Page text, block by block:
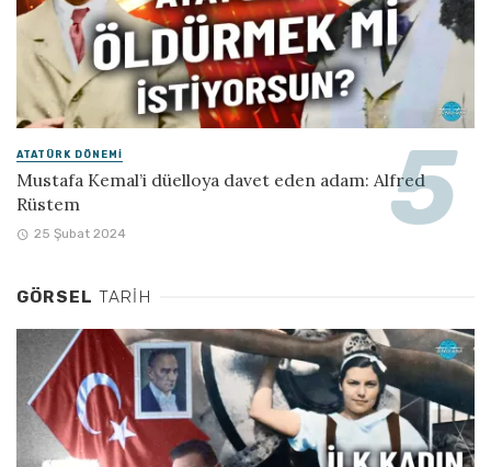
ATATÜRK DÖNEMI
Mustafa Kemal’i düelloya davet eden adam: Alfred
Rüstem
25 Şubat 2024
GÖRSEL TARIH